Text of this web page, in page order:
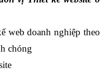
web doanh nghiệp theo
chóng